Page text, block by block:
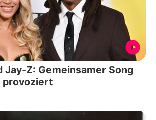
Jay-Z: Gemeinsamer Song
provoziert